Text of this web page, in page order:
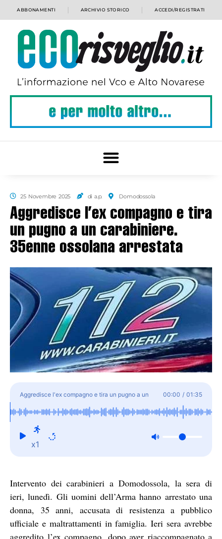
ABBONAMENTI ARCHIVIO STORICO ACCEDI/REGISTRATI
25 Novembre 2025 di a.p. Domodossola
Aggredisce l’ex compagno e tira
un pugno a un carabiniere.
35enne ossolana arrestata
Aggredisce l'ex compagno e tira un pugno a un
carabiniere. 35enne ossolana arrestata
00:00 / 01:35
x1
Intervento dei carabinieri a Domodossola, la sera di
ieri, lunedì. Gli uomini dell’Arma hanno arrestato una
donna, 35 anni, accusata di resistenza a pubblico
ufficiale e maltrattamenti in famiglia. Ieri sera avrebbe
aggredito l’ex compagno, dopo aver riaccompagnato a